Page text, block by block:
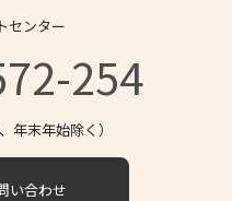
センター
254
年末年始除く）
い合わせ